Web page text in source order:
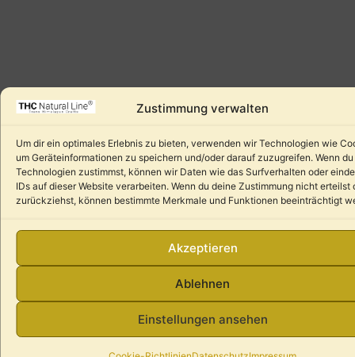
Zustimmung verwalten
Um dir ein optimales Erlebnis zu bieten, verwenden wir Technologien wie
um Geräteinformationen zu speichern und/oder darauf zuzugreifen. Wenn
Technologien zustimmst, können wir Daten wie das Surfverhalten oder
IDs auf dieser Website verarbeiten. Wenn du deine Zustimmung nicht erteilst
zurückziehst, können bestimmte Merkmale und Funktionen beeinträchtigt
Akzeptieren
Ablehnen
Einstellungen ansehen